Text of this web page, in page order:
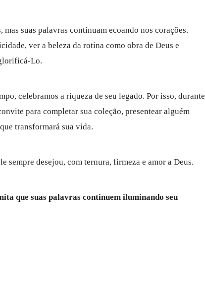
mas suas palavras continuam ecoando nos corações.
ver a beleza da rotina como obra de Deus e
Lo.
celebramos a riqueza de seu legado. Por isso, durante
para completar sua coleção, presentear alguém
transformará sua vida.
sempre desejou, com ternura, firmeza e amor a Deus.
que suas palavras continuem iluminando seu